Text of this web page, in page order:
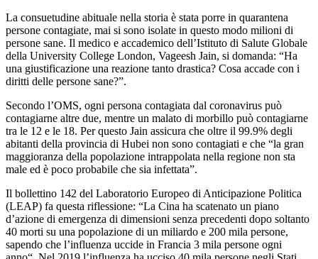
La consuetudine abituale nella storia è stata porre in quarantena
persone contagiate, mai si sono isolate in questo modo milioni di
persone sane. Il medico e accademico dell’Istituto di Salute Globale
della University College London, Vageesh Jain, si domanda: “Ha
una giustificazione una reazione tanto drastica? Cosa accade con i
diritti delle persone sane?”.
Secondo l’OMS, ogni persona contagiata dal coronavirus può
contagiarne altre due, mentre un malato di morbillo può contagiarne
tra le 12 e le 18. Per questo Jain assicura che oltre il 99.9% degli
abitanti della provincia di Hubei non sono contagiati e che “la gran
maggioranza della popolazione intrappolata nella regione non sta
male ed è poco probabile che sia infettata”.
Il bollettino 142 del Laboratorio Europeo di Anticipazione Politica
(LEAP) fa questa riflessione: “La Cina ha scatenato un piano
d’azione di emergenza di dimensioni senza precedenti dopo soltanto
40 morti su una popolazione di un miliardo e 200 mila persone,
sapendo che l’influenza uccide in Francia 3 mila persone ogni